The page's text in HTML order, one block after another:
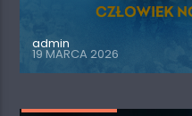
admin
19 MARCA 2026